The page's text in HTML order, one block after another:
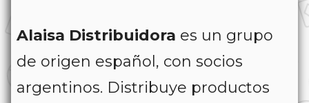
Alaisa Distribuidora es un grupo
de origen español, con socios
argentinos. Distribuye productos